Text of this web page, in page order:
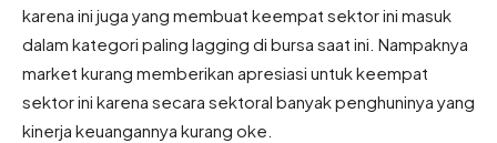
karena ini juga yang membuat keempat sektor ini masuk
dalam kategori paling lagging di bursa saat ini. Nampaknya
market kurang memberikan apresiasi untuk keempat
sektor ini karena secara sektoral banyak penghuninya yang
kinerja keuangannya kurang oke.